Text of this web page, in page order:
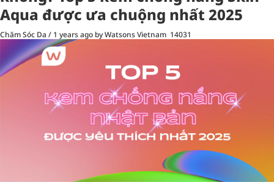
Aqua được ưa chuộng nhất 2025
Chăm Sóc Da / 1 years ago by Watsons Vietnam 14031